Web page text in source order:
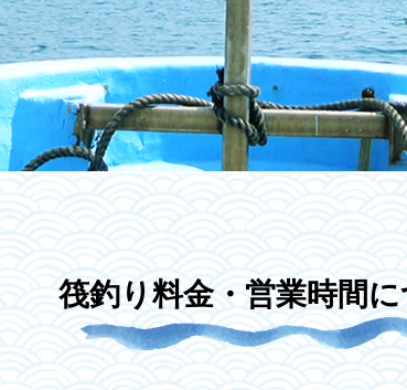
筏釣り料金・営業時間